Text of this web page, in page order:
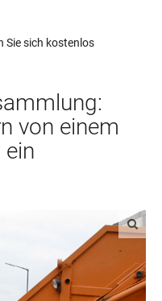
Sie sich kostenlos
von einem